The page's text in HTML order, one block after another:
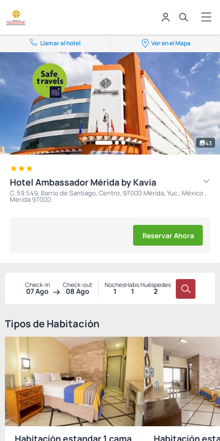
Llamar al hotel Ver en el Mapa
43
Hotel Ambassador Mérida by Kavia
C. 59 549, Barrio de Santiago, Centro, 97000 Mérida, Yuc., México ,
Merida 97000
Reservar Ahora
Check-in
07 Ago
Check-out
08 Ago
Noches
1
Habs.
1
Huéspedes
2
Tipos de Habitación
Habitación estandar 1 cama Habitación